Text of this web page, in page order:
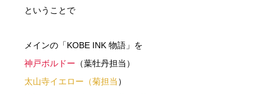
ということで
メインの「KOBE INK 物語」を
神戸ボルドー （葉牡丹担当）
太山寺イエロー（菊担当 ）